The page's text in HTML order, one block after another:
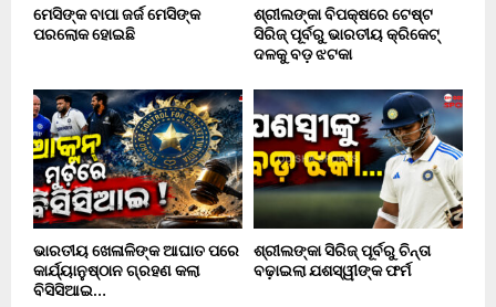
ମେସିଙ୍କ ବାପା ଜର୍ଜ ମେସିଙ୍କ
ପରଲୋକ ହୋଇଛି
ଶ୍ରୀଲଙ୍କା ବିପକ୍ଷରେ ଟେଷ୍ଟ
ସିରିଜ୍ ପୂର୍ବରୁ ଭାରତୀୟ କ୍ରିକେଟ୍
ଦଳକୁ ବଡ଼ ଝଟକା
ଭାରତୀୟ ଖେଳାଳିଙ୍କ ଆଘାତ ପରେ
କାର୍ଯ୍ୟାନୁଷ୍ଠାନ ଗ୍ରହଣ କଲା
ବିସିସିଆଇ…
ଶ୍ରୀଲଙ୍କା ସିରିଜ୍ ପୂର୍ବରୁ ଚିନ୍ତା
ବଢ଼ାଇଲା ଯଶସ୍ୱୀଙ୍କ ଫର୍ମ